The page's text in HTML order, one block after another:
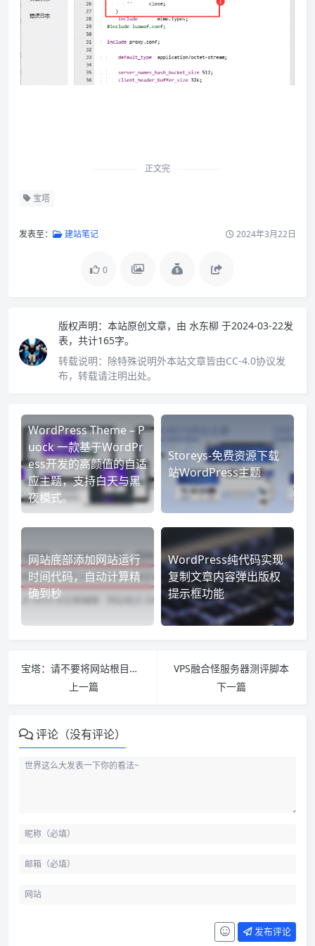
正文完
宝塔
发表至： 建站笔记 2024年3月22日
0
版权声明： 本站原创文章，由 水东柳 于2024-03-22发
表，共计165字。
转载说明： 除特殊说明外本站文章皆由CC-4.0协议发
布，转载请注明出处。
WordPress Theme – P
uock 一款基于WordPr
ess开发的高颜值的自适
应主题，支持白天与黑
夜模式。
Storeys-免费资源下载
站WordPress主题
网站底部添加网站运行
时间代码，自动计算精
确到秒
WordPress纯代码实现
复制文章内容弹出版权
提示框功能
宝塔：请不要将网站根目录设置到以下关键目录中-解决方法
上一篇
VPS融合怪服务器测评脚本
下一篇
评论（没有评论）
发布评论